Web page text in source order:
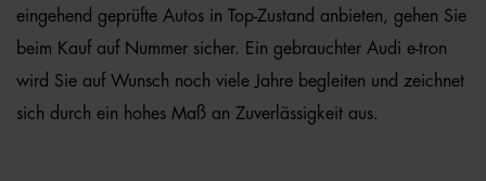
eingehend geprüfte Autos in Top-Zustand anbieten, gehen Sie
beim Kauf auf Nummer sicher. Ein gebrauchter Audi e-tron
wird Sie auf Wunsch noch viele Jahre begleiten und zeichnet
sich durch ein hohes Maß an Zuverlässigkeit aus.